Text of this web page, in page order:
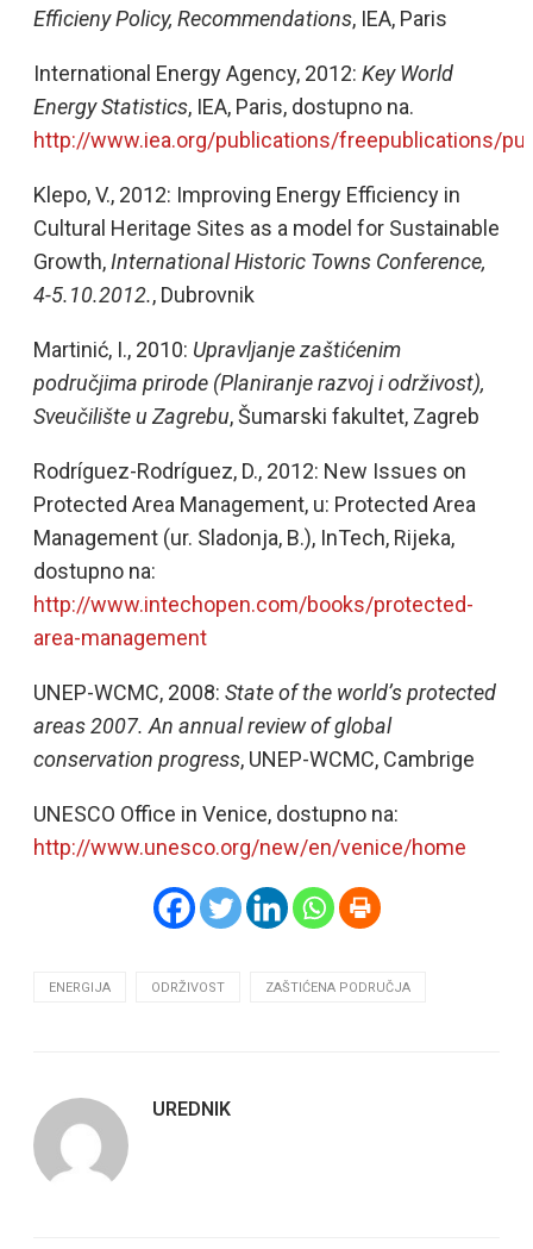
Efficieny Policy, Recommendations, IEA, Paris
International Energy Agency, 2012: Key World
Energy Statistics, IEA, Paris, dostupno na.
http://www.iea.org/publications/freepublications/
Klepo, V., 2012: Improving Energy Efficiency in
Cultural Heritage Sites as a model for Sustainable
Growth, International Historic Towns Conference,
4-5.10.2012., Dubrovnik
Martinić, I., 2010: Upravljanje zaštićenim
područjima prirode (Planiranje razvoj i održivost),
Sveučilište u Zagrebu, Šumarski fakultet, Zagreb
Rodríguez-Rodríguez, D., 2012: New Issues on
Protected Area Management, u: Protected Area
Management (ur. Sladonja, B.), InTech, Rijeka,
dostupno na:
http://www.intechopen.com/books/protected-
area-management
UNEP-WCMC, 2008: State of the world’s protected
areas 2007. An annual review of global
conservation progress, UNEP-WCMC, Cambrige
UNESCO Office in Venice, dostupno na:
http://www.unesco.org/new/en/venice/home
ENERGIJA ODRŽIVOST ZAŠTIĆENA PODRUČJA
UREDNIK